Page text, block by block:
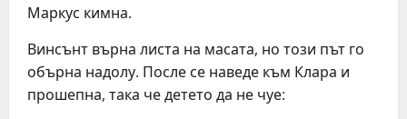
Маркус кимна.
Винсънт върна листа на масата, но този път го
обърна надолу. После се наведе към Клара и
прошепна, така че детето да не чуе: